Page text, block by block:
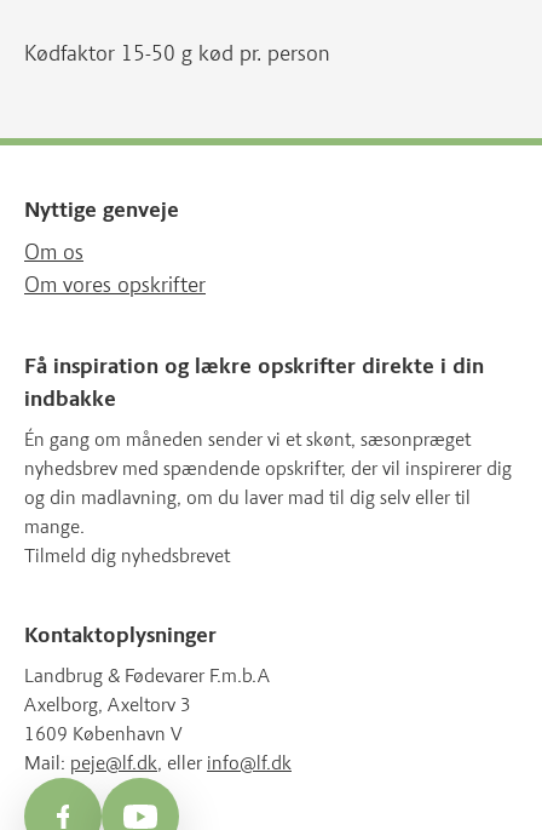
Kødfaktor 15-50 g kød pr. person
Nyttige genveje
Om os
Om vores opskrifter
Få inspiration og lækre opskrifter direkte i din
indbakke
Én gang om måneden sender vi et skønt, sæsonpræget
nyhedsbrev med spændende opskrifter, der vil inspirerer dig
og din madlavning, om du laver mad til dig selv eller til
mange.
Tilmeld dig nyhedsbrevet
Kontaktoplysninger
Landbrug & Fødevarer F.m.b.A
Axelborg, Axeltorv 3
1609 København V
Mail: peje@lf.dk, eller info@lf.dk